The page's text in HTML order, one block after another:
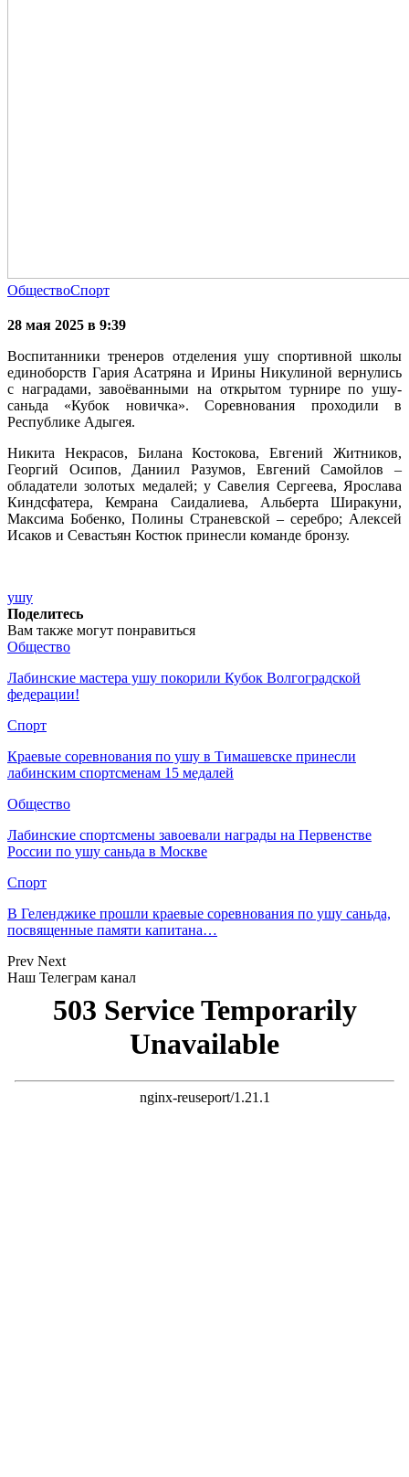
ОбществоСпорт
28 мая 2025 в 9:39
Воспитанники тренеров отделения ушу спортивной школы
единоборств Гария Асатряна и Ирины Никулиной вернулись
с наградами, завоёванными на открытом турнире по ушу-
саньда «Кубок новичка». Соревнования проходили в
Республике Адыгея.
Никита Некрасов, Билана Костокова, Евгений Житников,
Георгий Осипов, Даниил Разумов, Евгений Самойлов –
обладатели золотых медалей; у Савелия Сергеева, Ярослава
Киндсфатера, Кемрана Саидалиева, Альберта Ширакуни,
Максима Бобенко, Полины Страневской – серебро; Алексей
Исаков и Севастьян Костюк принесли команде бронзу.
ушу
Поделитесь
Вам также могут понравиться
Общество
Лабинские мастера ушу покорили Кубок Волгоградской
федерации!
Спорт
Краевые соревнования по ушу в Тимашевске принесли
лабинским спортсменам 15 медалей
Общество
Лабинские спортсмены завоевали награды на Первенстве
России по ушу саньда в Москве
Спорт
В Геленджике прошли краевые соревнования по ушу саньда,
посвященные памяти капитана…
Prev Next
Наш Телеграм канал